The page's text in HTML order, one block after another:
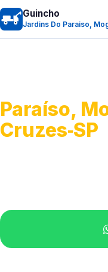
Guincho
Jardins Do Paraiso,
Paraíso,
Cruzes‑SP